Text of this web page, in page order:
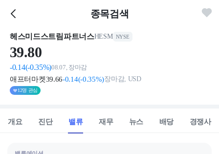
종목검색
헤스미드스트림파트너스HESM NYSE
39.80
-0.14(-0.35%)08.07, 장마감
애프터마켓39.66-0.14(-0.35%)장마감, USD
12명 관심
개요 진단 밸류 재무 뉴스 배당 경쟁사